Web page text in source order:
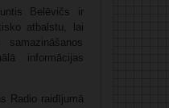
Belēvičs ir
atbalstu, lai
informācijas
Radio raidījumā